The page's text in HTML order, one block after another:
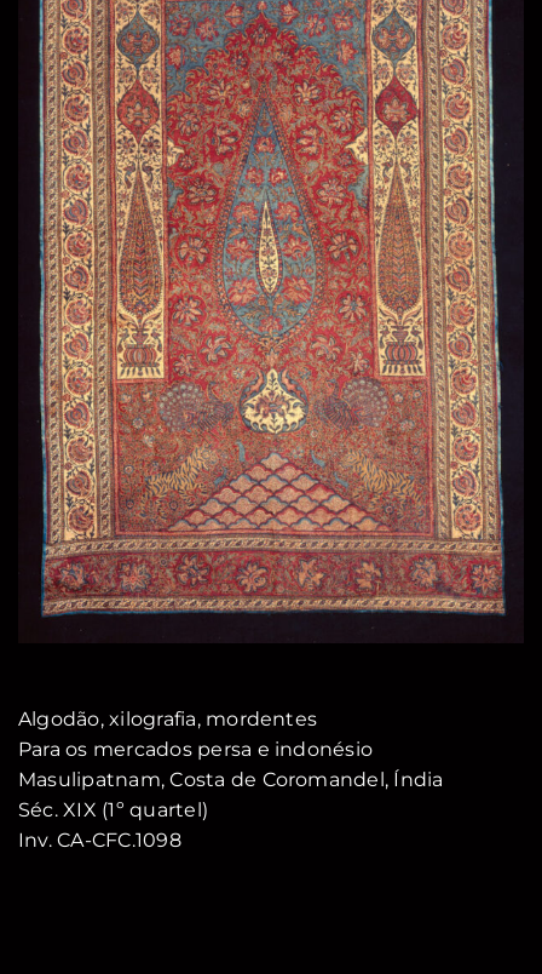
Algodão, xilografia, mordentes
Para os mercados persa e indonésio
Masulipatnam, Costa de Coromandel, Índia
Séc. XIX (1º quartel)
Inv. CA-CFC.1098